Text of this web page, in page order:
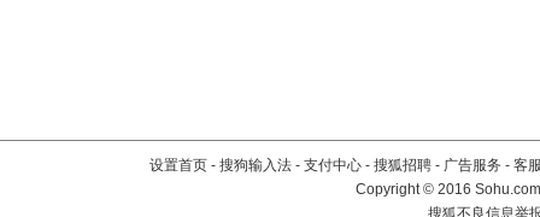
设置首页 - 搜狗输入法 - 支付中心 - 搜狐招聘 - 广告服务 - 客
Copyright©2016
搜狐不良信息举